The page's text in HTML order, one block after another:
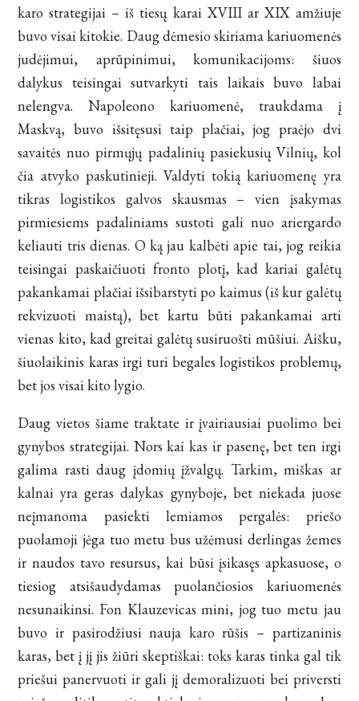
karo strategijai – iš tiesų karai XVIII ar XIX amžiuje
buvo visai kitokie. Daug dėmesio skiriama kariuomenės
judėjimui, aprūpinimui, komunikacijoms: šiuos
dalykus teisingai sutvarkyti tais laikais buvo labai
nelengva. Napoleono kariuomenė, traukdama į
Maskvą, buvo išsitęsusi taip plačiai, jog praėjo dvi
savaitės nuo pirmųjų padalinių pasiekusių Vilnių, kol
čia atvyko paskutinieji. Valdyti tokią kariuomenę yra
tikras logistikos galvos skausmas – vien įsakymas
pirmiesiems padaliniams sustoti gali nuo ariergardo
keliauti tris dienas. O ką jau kalbėti apie tai, jog reikia
teisingai paskaičiuoti fronto plotį, kad kariai galėtų
pakankamai plačiai išsibarstyti po kaimus (iš kur galėtų
rekvizuoti maistą), bet kartu būti pakankamai arti
vienas kito, kad greitai galėtų susiruošti mūšiui. Aišku,
šiuolaikinis karas irgi turi begales logistikos problemų,
bet jos visai kito lygio.
Daug vietos šiame traktate ir įvairiausiai puolimo bei
gynybos strategijai. Nors kai kas ir pasenę, bet ten irgi
galima rasti daug įdomių įžvalgų. Tarkim, miškas ar
kalnai yra geras dalykas gynyboje, bet niekada juose
neįmanoma pasiekti lemiamos pergalės: priešo
puolamoji jėga tuo metu bus užėmusi derlingas žemes
ir naudos tavo resursus, kai būsi įsikasęs apkasuose, o
tiesiog atsišaudydamas puolančiosios kariuomenės
nesunaikinsi. Fon Klauzevicas mini, jog tuo metu jau
buvo ir pasirodžiusi nauja karo rūšis – partizaninis
karas, bet į jį jis žiūri skeptiškai: toks karas tinka gal tik
priešui panervuoti ir gali jį demoralizuoti bei priversti